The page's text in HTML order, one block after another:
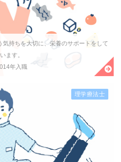
持ちを大切に、栄養のサポートをして
います。
年入職
理学療法士